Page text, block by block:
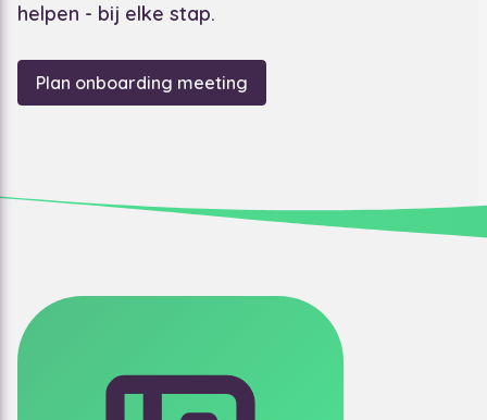
helpen - bij elke stap.
Plan onboarding meeting